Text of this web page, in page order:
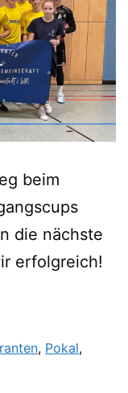
beim
die nächste
erfolgreich!
, Pokal,